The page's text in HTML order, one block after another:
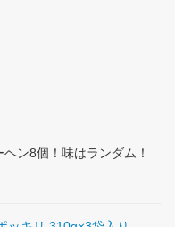
ヘン8個！味はランダム！